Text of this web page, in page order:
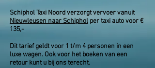
Schiphol Taxi Noord verzorgt vervoer vanuit
Nieuwleusen naar Schiphol per taxi auto voor €
135,-
Dit tarief geldt voor 1 t/m 4 personen in een
luxe wagen. Ook voor het boeken van een
retour kunt u bij ons terecht.